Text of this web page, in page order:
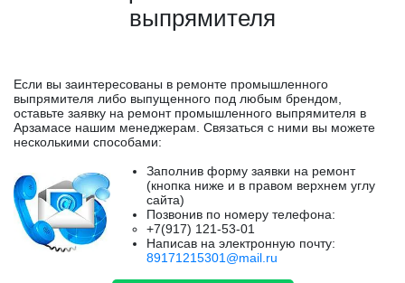
выпрямителя
Если вы заинтересованы в ремонте промышленного
выпрямителя либо выпущенного под любым брендом,
оставьте заявку на ремонт промышленного выпрямителя в
Арзамасе нашим менеджерам. Связаться с ними вы можете
несколькими способами:
Заполнив форму заявки на ремонт
(кнопка ниже и в правом верхнем углу
сайта)
Позвонив по номеру телефона:
+7(917) 121-53-01
Написав на электронную почту:
89171215301@mail.ru